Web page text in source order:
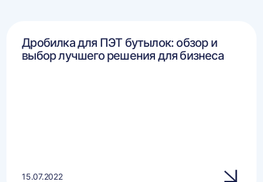
Дробилка для ПЭТ бутылок: обзор и
выбор лучшего решения для бизнеса
15.07.2022